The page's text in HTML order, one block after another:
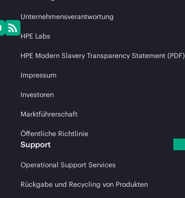
Unternehmensverantwortung
HPE Labs
HPE Modern Slavery Transparency Statement (PDF)
Impressum
Investoren
Marktführerschaft
Öffentliche Richtlinie
Support
Operational Support Services
Rückgabe und Recycling von Produkten